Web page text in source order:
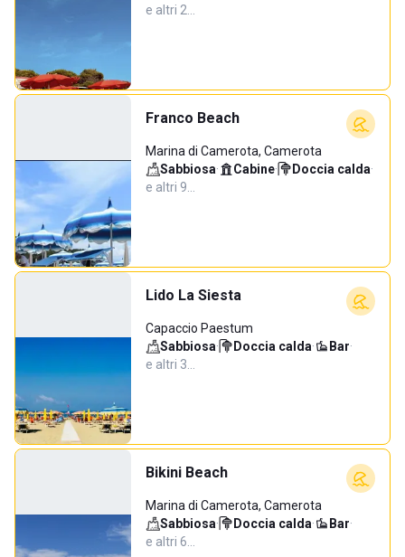
e altri 2…
Franco Beach
Marina di Camerota, Camerota
Sabbiosa· Cabine· Doccia calda·
e altri 9…
Lido La Siesta
Capaccio Paestum
Sabbiosa· Doccia calda· Bar·
e altri 3…
Bikini Beach
Marina di Camerota, Camerota
Sabbiosa· Doccia calda· Bar·
e altri 6…